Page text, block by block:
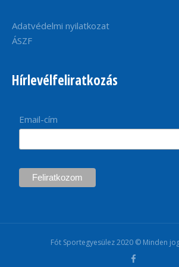
Adatvédelmi nyilatkozat
ÁSZF
Hírlevélfeliratkozás
Email-cím
Fót Sportegyesülez 2020 © Minden